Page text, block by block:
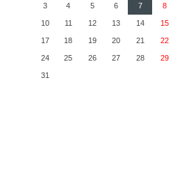
3 4 5 6 7 8
10 11 12 13 14 15
17 18 19 20 21 22
24 25 26 27 28 29
31